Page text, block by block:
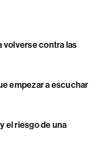
volverse contra las
empezar a escuchar
el riesgo de una